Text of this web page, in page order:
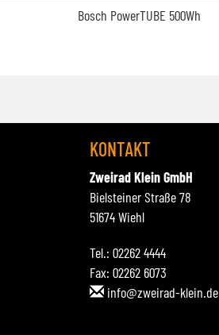
Bosch PowerTUBE 500Wh
KONTAKT
Zweirad Klein GmbH
Bielsteiner Straße 78
51674 Wiehl
Tel.: 02262 4444
Fax: 02262 6073
info@zweirad-klein.de